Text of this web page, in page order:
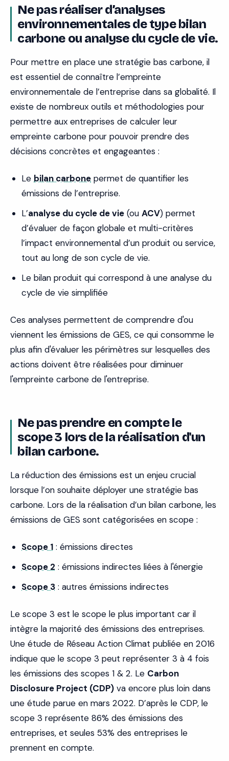
Ne pas réaliser d’analyses
environnementales de type bilan
carbone ou analyse du cycle de vie.
Pour mettre en place une stratégie bas carbone, il
est essentiel de connaître l’empreinte
environnementale de l’entreprise dans sa globalité. Il
existe de nombreux outils et méthodologies pour
permettre aux entreprises de calculer leur
empreinte carbone pour pouvoir prendre des
décisions concrètes et engageantes :
Le bilan carbone permet de quantifier les
émissions de l’entreprise.
L’analyse du cycle de vie (ou ACV) permet
d’évaluer de façon globale et multi-critères
l’impact environnemental d’un produit ou service,
tout au long de son cycle de vie.
Le bilan produit qui correspond à une analyse du
cycle de vie simplifiée
Ces analyses permettent de comprendre d'ou
viennent les émissions de GES, ce qui consomme le
plus afin d'évaluer les périmètres sur lesquelles des
actions doivent être réalisées pour diminuer
l'empreinte carbone de l'entreprise.
Ne pas prendre en compte le
scope 3 lors de la réalisation d'un
bilan carbone.
La réduction des émissions est un enjeu crucial
lorsque l’on souhaite déployer une stratégie bas
carbone. Lors de la réalisation d’un bilan carbone, les
émissions de GES sont catégorisées en scope :
Scope 1 : émissions directes
Scope 2 : émissions indirectes liées à l'énergie
Scope 3 : autres émissions indirectes
Le scope 3 est le scope le plus important car il
intègre la majorité des émissions des entreprises.
Une étude de Réseau Action Climat publiée en 2016
indique que le scope 3 peut représenter 3 à 4 fois
les émissions des scopes 1 & 2. Le Carbon
Disclosure Project (CDP) va encore plus loin dans
une étude parue en mars 2022. D’après le CDP, le
scope 3 représente 86% des émissions des
entreprises, et seules 53% des entreprises le
prennent en compte.